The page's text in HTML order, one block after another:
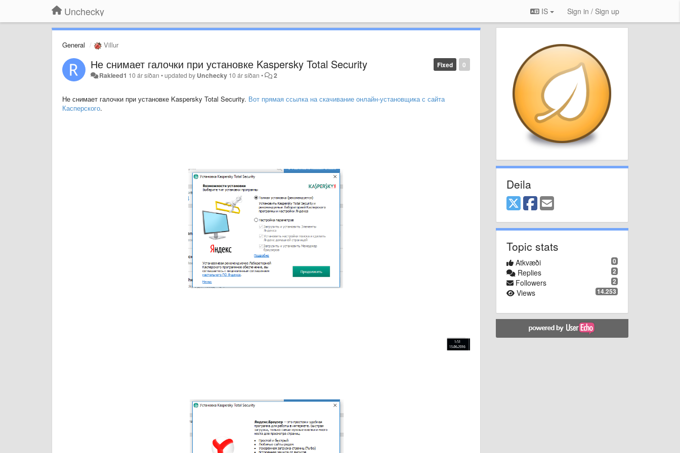
Unchecky IS Sign in / Sign up
General Villur
0
Fixed
Не снимает галочки при установке Kaspersky Total Security
Rakleed1 10 ár síðan •updated by Unchecky 10 ár síðan • 2
Не снимает галочки при установке Kaspersky Total Security. Вот прямая ссылка на скачивание онлайн-установщика с сайта
Касперского.
Deila
Topic stats
0
Atkvæði
2
Replies
2
Followers
14.253
Views